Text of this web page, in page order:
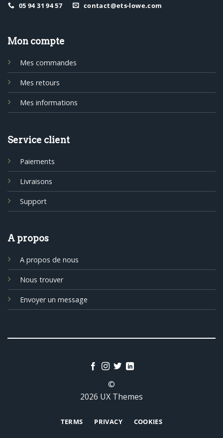
05 94 31 94 57 contact@ets-lowe.com
Mon compte
Mes commandes
Mes retours
Mes informations
Service client
Paiements
Livraisons
Support
A propos
A propos de nous
Nous trouver
Envoyer un message
©
2026 UX Themes
TERMS PRIVACY COOKIES